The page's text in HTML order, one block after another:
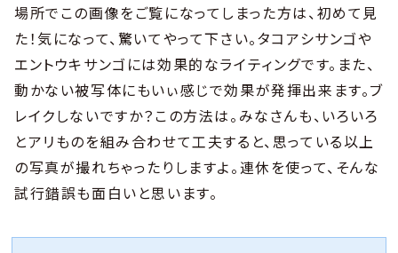
場所でこの画像をご覧になってしまった方は、初めて見
た！気になって、驚いてやって下さい。タコアシサンゴや
エントウキサンゴには効果的なライティングです。また、
動かない被写体にもいぃ感じで効果が発揮出来ます。ブ
レイクしないですか？この方法は。みなさんも、いろいろ
とアリものを組み合わせて工夫すると、思っている以上
の写真が撮れちゃったりしますよ。連休を使って、そんな
試行錯誤も面白いと思います。